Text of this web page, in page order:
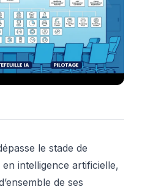
le stade de
en intelligence artificielle,
de ses